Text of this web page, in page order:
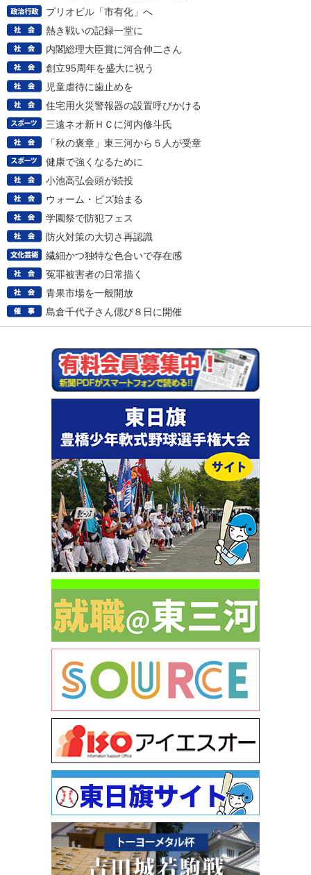
プリオビル「市有化」へ
熱き戦いの記録一堂に
内閣総理大臣賞に河合伸二さん
創立95周年を盛大に祝う
児童虐待に歯止めを
住宅用火災警報器の設置呼びかける
三遠ネオ新ＨＣに河内修斗氏
「秋の褒章」東三河から５人が受章
健康で強くなるために
小池高弘会頭が続投
ウォーム・ビズ始まる
学園祭で防犯フェス
防火対策の大切さ再認識
繊細かつ独特な色合いで存在感
冤罪被害者の日常描く
青果市場を一般開放
島倉千代子さん偲び８日に開催